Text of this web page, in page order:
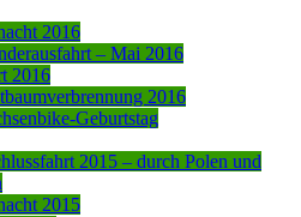
2016
– Mai 2016
2016
2016
Geburtstag
2015 – durch Polen und
2015